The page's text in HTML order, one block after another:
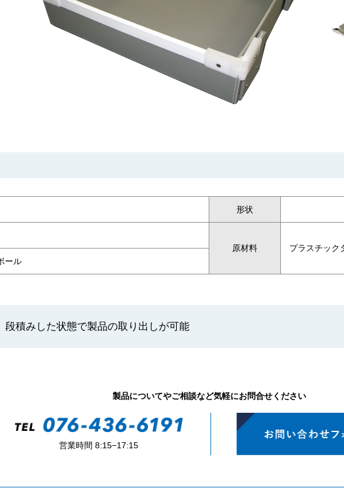
形状
原材料
プラスチック
ール
積みした状態で製品の取り出しが可能
製品についてやご相談など気軽にお問合せください
営業時間 8:15−17:15